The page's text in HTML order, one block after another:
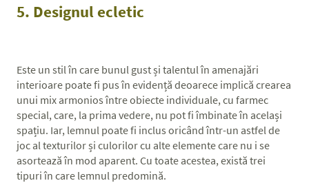
5. Designul ecletic
Este un stil în care bunul gust și talentul în amenajări
interioare poate fi pus în evidență deoarece implică crearea
unui mix armonios între obiecte individuale, cu farmec
special, care, la prima vedere, nu pot fi îmbinate în același
spațiu. Iar, lemnul poate fi inclus oricând într-un astfel de
joc al texturilor și culorilor cu alte elemente care nu i se
asortează în mod aparent. Cu toate acestea, există trei
tipuri în care lemnul predomină.